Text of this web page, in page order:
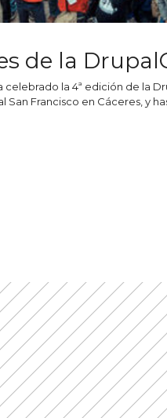
de la
la 4ª edición de la
Francisco en Cáceres, y